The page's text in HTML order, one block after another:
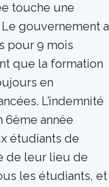
touche une
gouvernement a
pour 9 mois
que la formation
en
L’indemnité
6ème année
étudiants de
de leur lieu de
les étudiants, et